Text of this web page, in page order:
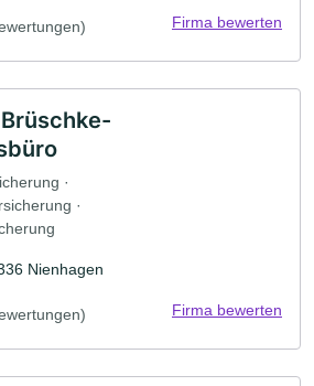
Firma bewerten
·
·
Nienhagen
Firma bewerten